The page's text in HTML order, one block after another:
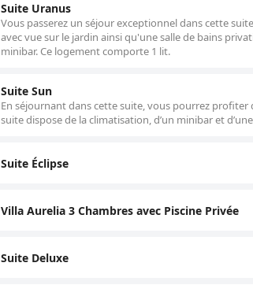
Suite Uranus
Vous passerez un séjour exceptionnel dans cette
avec vue sur le jardin ainsi qu'une salle de bains
minibar. Ce logement comporte 1 lit.
Suite Sun
En séjournant dans cette suite, vous pourrez profiter
suite dispose de la climatisation, d’un minibar et
Suite Éclipse
Villa Aurelia 3 Chambres avec Piscine Privée
Suite Deluxe